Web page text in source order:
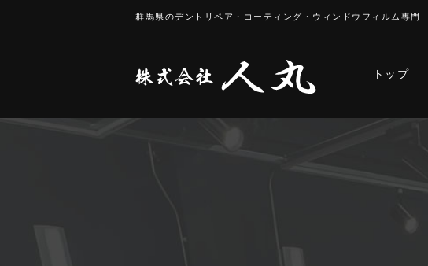
群馬県のデントリペア・コーティング・ ウィンドウフィルム専門
トップ